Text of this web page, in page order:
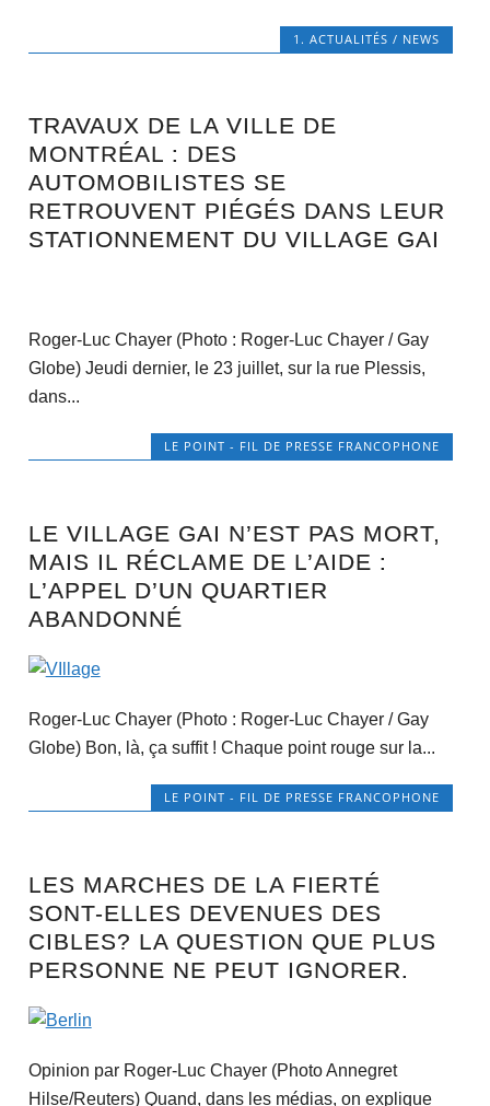
1. ACTUALITÉS / NEWS
TRAVAUX DE LA VILLE DE
MONTRÉAL : DES
AUTOMOBILISTES SE
RETROUVENT PIÉGÉS DANS LEUR
STATIONNEMENT DU VILLAGE GAI
Roger-Luc Chayer (Photo : Roger-Luc Chayer / Gay
Globe) Jeudi dernier, le 23 juillet, sur la rue Plessis,
dans...
LE POINT - FIL DE PRESSE FRANCOPHONE
LE VILLAGE GAI N’EST PAS MORT,
MAIS IL RÉCLAME DE L’AIDE :
L’APPEL D’UN QUARTIER
ABANDONNÉ
Roger-Luc Chayer (Photo : Roger-Luc Chayer / Gay
Globe) Bon, là, ça suffit ! Chaque point rouge sur la...
LE POINT - FIL DE PRESSE FRANCOPHONE
LES MARCHES DE LA FIERTÉ
SONT-ELLES DEVENUES DES
CIBLES? LA QUESTION QUE PLUS
PERSONNE NE PEUT IGNORER.
Opinion par Roger-Luc Chayer (Photo Annegret
Hilse/Reuters) Quand, dans les médias, on explique